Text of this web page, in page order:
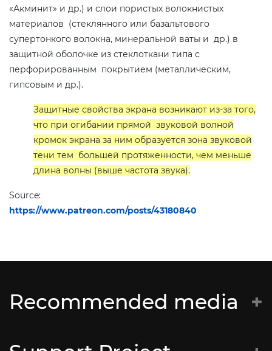
«Акминит» и др.) и слои пористых волокнистых
материалов (стеклянного или базальтового
супертонкого волокна, минеральной ваты и др.) в
защитной оболочке из стеклоткани типа с
перфорированным покрытием (металлическим,
гипсовым и др.).
Защитные свойства экрана возникают из-за того,
что при огибании прямой звуковой волной
кромок экрана за ним образуется зона звуковой
тени тем большей протяженности, чем меньше
длина волны (выше частота звука).
Source:
https://www.patreon.com/posts/43180840
Recommended media
Супраціў